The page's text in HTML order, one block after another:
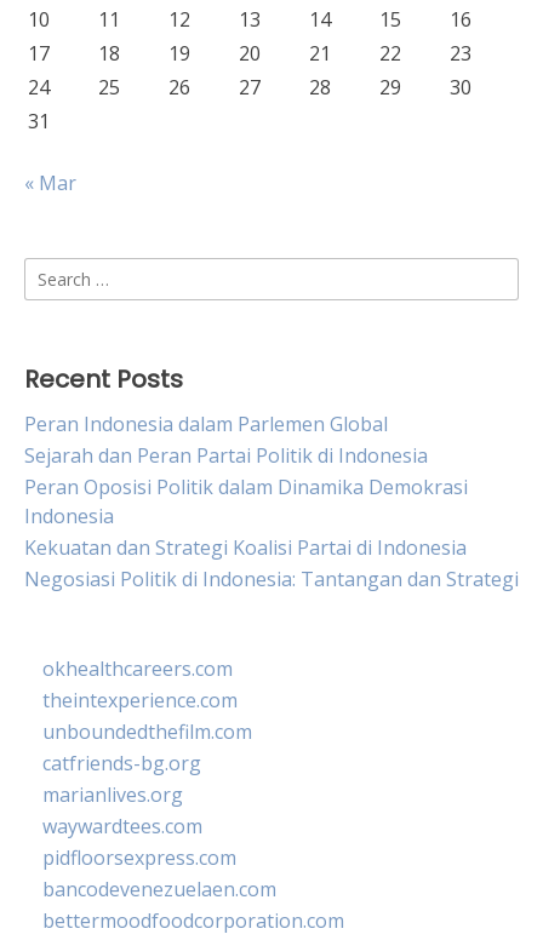
10
11 12 13 14 15
16
17
18 19 20 21 22
23
24
25 26 27 28 29
30
31
« Mar
Search
for:
Recent Posts
Peran Indonesia dalam Parlemen Global
Sejarah dan Peran Partai Politik di Indonesia
Peran Oposisi Politik dalam Dinamika Demokrasi
Indonesia
Kekuatan dan Strategi Koalisi Partai di Indonesia
Negosiasi Politik di Indonesia: Tantangan dan Strategi
okhealthcareers.com
theintexperience.com
unboundedthefilm.com
catfriends-bg.org
marianlives.org
waywardtees.com
pidfloorsexpress.com
bancodevenezuelaen.com
bettermoodfoodcorporation.com